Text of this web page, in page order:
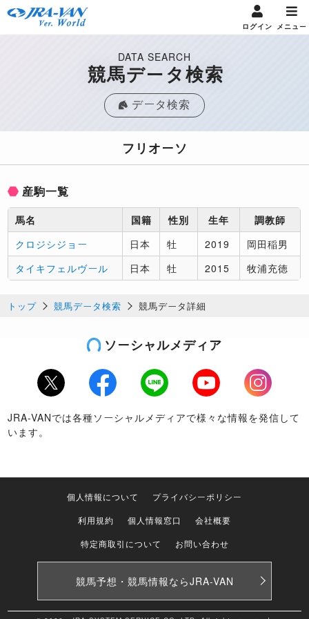
ログイン メニュー
DATA SEARCH
競馬データ検索
データ検索
フリオーソ
産駒一覧
馬名 国籍 性別 生年
調教師
クロジシジョー
日本 牡 2019
岡田稲男
タイキフェルヴール
日本 牡 2015 牧浦充徳
トップ 競馬データ検索 競馬データ詳細
ソーシャルメディア
Twitter Facebook LINE Youtube
Instagram
JRA-VANでは各種ソーシャルメディアで様々な情報を発信して
います。
個人情報について
プライバシーポリシー
利用規約
個人情報窓口
会社概要
特定商取引について
お問い合わせ
競馬予想・競馬情報ならJRA-VAN